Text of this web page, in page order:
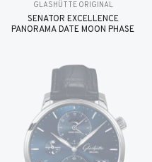
GLASHÜTTE ORIGINAL
SENATOR EXCELLENCE
PANORAMA DATE MOON PHASE